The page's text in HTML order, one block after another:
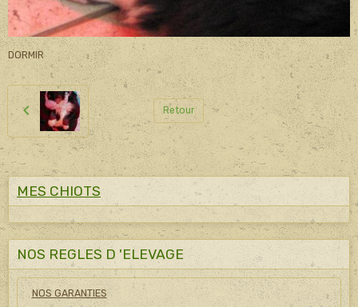
DORMIR
Retour
MES CHIOTS
NOS REGLES D 'ELEVAGE
NOS GARANTIES